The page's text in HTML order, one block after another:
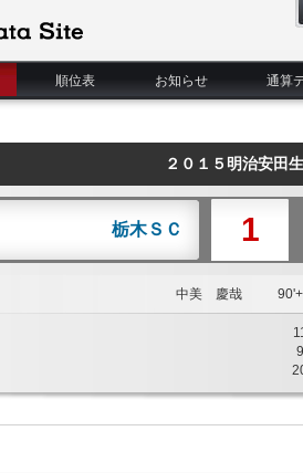
順位表 お知らせ 通算
２０１５明治安田
栃木ＳＣ 1
中美 慶哉
9